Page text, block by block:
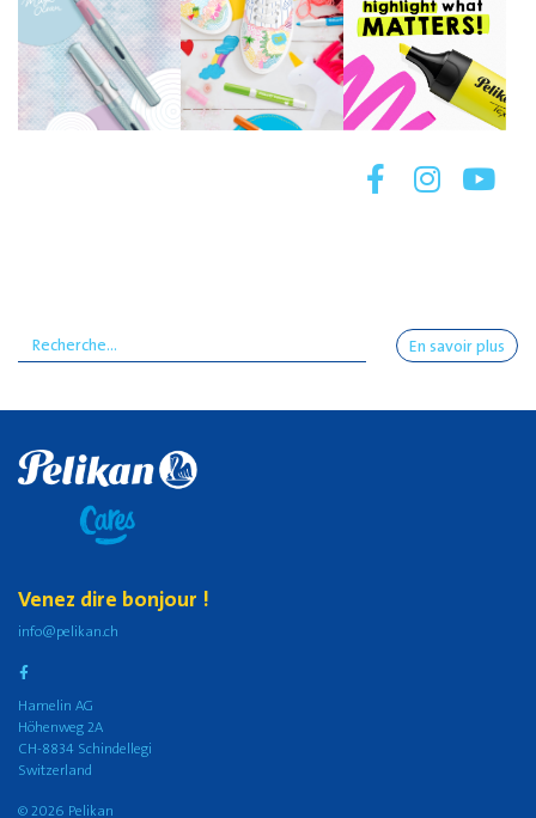
En savoir plus
Venez dire bonjour !
info@pelikan.ch
Hamelin AG
Höhenweg 2A
CH-8834 Schindellegi
Switzerland
© 2026 Pelikan